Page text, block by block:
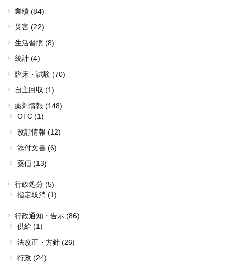
業績 (84)
災害 (22)
生活習慣 (8)
統計 (4)
臨床・試験 (70)
自主回収 (1)
薬剤情報 (148)
OTC (1)
改訂情報 (12)
添付文書 (6)
薬価 (13)
行政処分 (5)
指定取消 (1)
行政通知・告示 (86)
供給 (1)
法改正・方針 (26)
行政 (24)